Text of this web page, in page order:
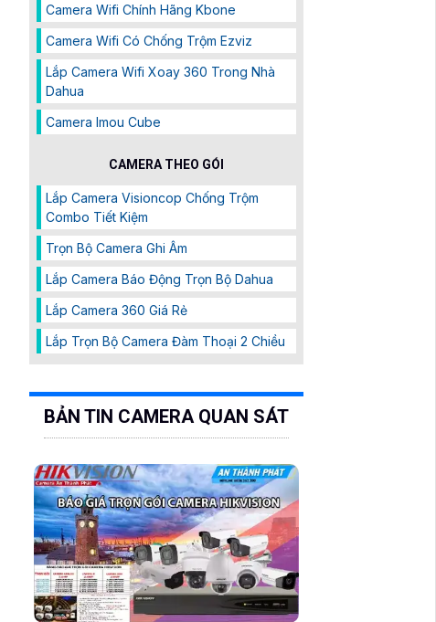
Camera Wifi Chính Hãng Kbone
Camera Wifi Có Chống Trộm Ezviz
Lắp Camera Wifi Xoay 360 Trong Nhà
Dahua
Camera Imou Cube
CAMERA THEO GÓI
Lắp Camera Visioncop Chống Trộm
Combo Tiết Kiệm
Trọn Bộ Camera Ghi Âm
Lắp Camera Báo Động Trọn Bộ Dahua
Lắp Camera 360 Giá Rẻ
Lắp Trọn Bộ Camera Đàm Thoại 2 Chiều
BẢN TIN CAMERA QUAN SÁT